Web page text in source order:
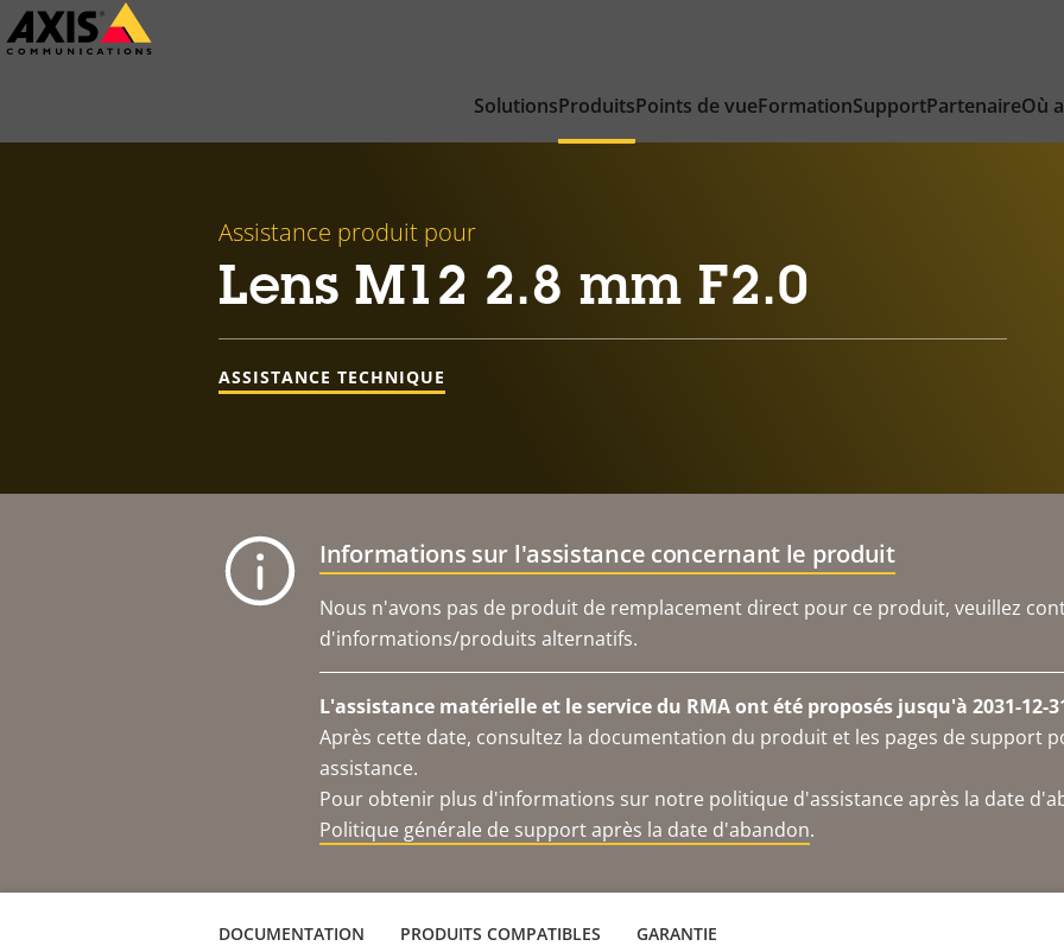
Passer
au
SolutionsProduitsPoints de vueFormationSupportPartenaireOù
Assistance produit pour
Lens M12 2.8 mm F2.0
ASSISTANCE TECHNIQUE
Informations sur l'assistance concernant le produit
Nous n'avons pas de produit de remplacement direct pour ce produit, veuillez
d'informations/produits alternatifs.
L'assistance matérielle et le service du RMA ont été proposés jusqu'à 2031-12-
Après cette date, consultez la documentation du produit et les pages de support
assistance.
Pour obtenir plus d'informations sur notre politique d'assistance après la date
Politique générale de support après la date d'abandon.
DOCUMENTATION PRODUITS COMPATIBLES GARANTIE